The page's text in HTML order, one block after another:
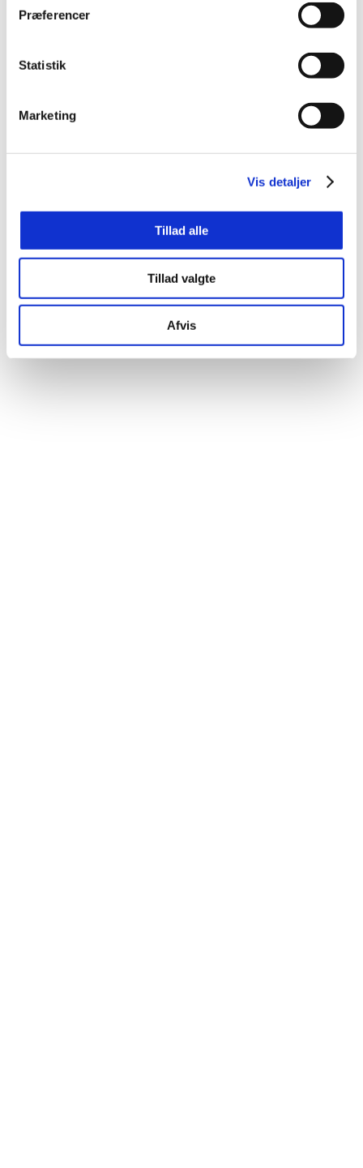
Præferencer
Statistik
Marketing
Vis detaljer
Tillad alle
Tillad valgte
Afvis
Beløbet kan betales over 2 eller 5 rater